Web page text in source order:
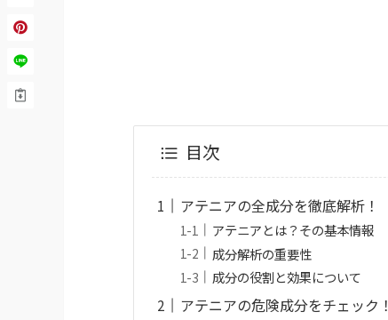
目次
アテニアの全成分を徹底解析！
アテニアとは？その基本情報
成分解析の重要性
成分の役割と効果について
アテニアの危険成分をチェック！